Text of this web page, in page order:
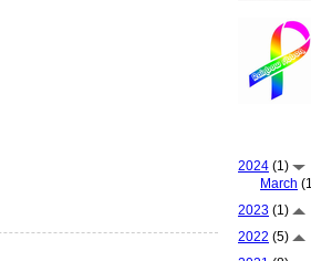
2024 (1)
March
2023 (1)
2022 (5)